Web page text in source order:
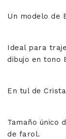
TEJIDOS
OUTLET
¡No te pierdas
Un modelo de
Ideal para
dibujo en tono
En tul de
Tamaño único
de farol.